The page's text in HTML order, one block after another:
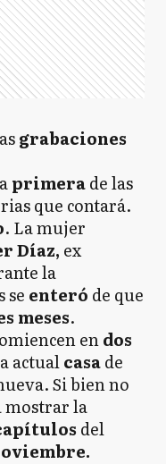
grabaciones
primerade las
que contará.
. La mujer
Díaz, ex
la
se enteró de que
meses.
endos
actualcasade
Si bien no
mostrar la
del